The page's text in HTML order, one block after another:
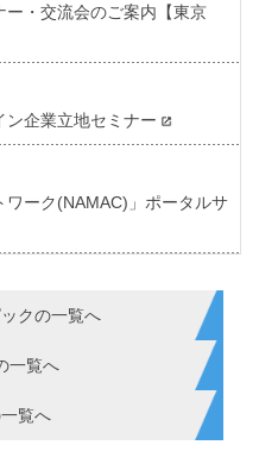
・交流会のご案内【東京
企業立地セミナー
ワーク(NAMAC)」ポータルサ
クの一覧へ
一覧へ
覧へ